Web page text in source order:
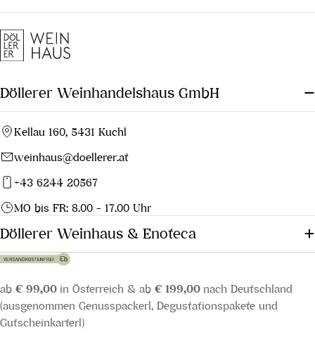
Döllerer Weinhandelshaus GmbH
Kellau 160, 5431 Kuchl
weinhaus@doellerer.at
+43 6244 20567
MO bis FR: 8.00 - 17.00 Uhr
Döllerer Weinhaus & Enoteca
ab € 99,00 in Österreich & ab € 199,00 nach Deutschland
(ausgenommen Genusspackerl, Degustationspakete und
Gutscheinkarterl)